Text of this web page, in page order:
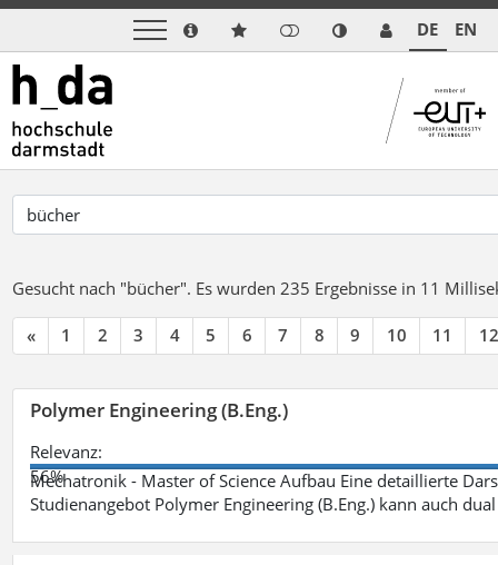
DE EN
Gesucht nach "bücher". Es wurden 235 Ergebnisse in 11
« 1 2 3 4 5 6 7 8 9 10 11 12
Polymer Engineering (B.Eng.)
Relevanz:
56%
Mechatronik - Master of Science Aufbau Eine detaillierte
Studienangebot Polymer Engineering (B.Eng.) kann auch